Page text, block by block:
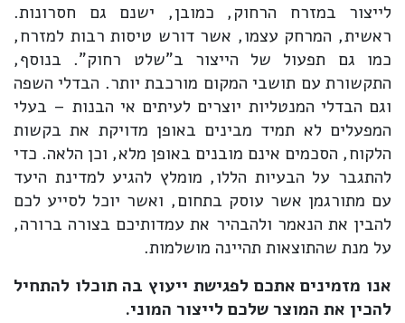
לייצור במזרח הרחוק, כמובן, ישנם גם חסרונות.
ראשית, המרחק עצמו, אשר דורש טיסות רבות למזרח,
כמו גם תפעול של הייצור ב"שלט רחוק". בנוסף,
התקשורת עם תושבי המקום מורכבת יותר. הבדלי השפה
וגם הבדלי המנטליות יוצרים לעיתים אי הבנות – בעלי
המפעלים לא תמיד מבינים באופן מדויקת את בקשות
הלקוח, הסכמים אינם מובנים באופן מלא, וכן הלאה. כדי
להתגבר על הבעיות הללו, מומלץ להגיע למדינת היעד
עם מתורגמן אשר עוסק בתחום, ואשר יוכל לסייע לכם
להבין את הנאמר ולהבהיר את עמדותיכם בצורה ברורה,
על מנת שהתוצאות תהיינה מושלמות.
אנו מזמינים אתכם לפגישת ייעוץ בה תוכלו להתחיל
להכין את המוצר שלכם לייצור המוני.